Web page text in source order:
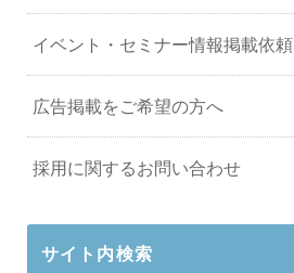
イベント・セミナー情報掲載依頼
広告掲載をご希望の方へ
採用に関するお問い合わせ
サイト内検索